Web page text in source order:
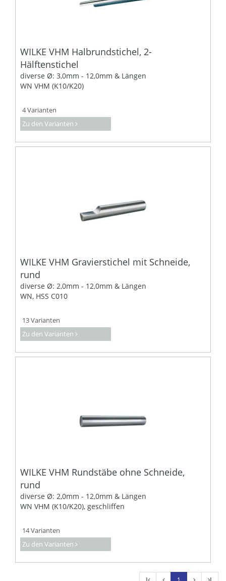
WILKE VHM Halbrundstichel, 2-
Hälftenstichel
diverse Ø: 3,0mm - 12,0mm & Längen
WN VHM (K10/K20)
4 Varianten
Zu den Varianten
WILKE VHM Gravierstichel mit Schneide,
rund
diverse Ø: 2,0mm - 12,0mm & Längen
WN, HSS C010
13 Varianten
Zu den Varianten
WILKE VHM Rundstäbe ohne Schneide,
rund
diverse Ø: 2,0mm - 12,0mm & Längen
WN VHM (K10/K20), geschliffen
14 Varianten
Zu den Varianten